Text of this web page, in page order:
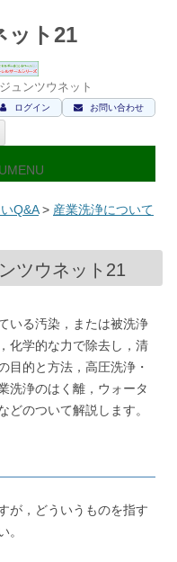
ット21
ュンツウネット
お問い合わせ
ログイン
ン
ツ
ス
キ
MENU
Q&A> 産業洗浄について
ツウネット21
いる汚染，または被洗浄
化学的な力で除去し，清
目的と方法，高圧洗浄・
洗浄のはく離，ウォータ
どのついて解説します。
が，どういうものを指す
。